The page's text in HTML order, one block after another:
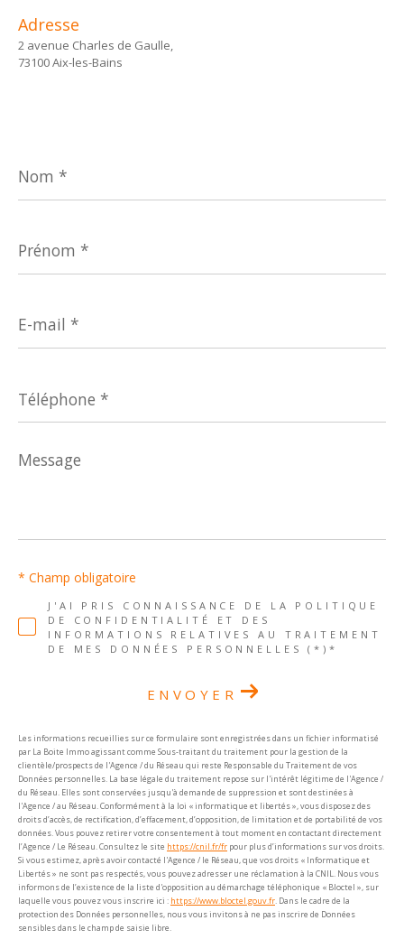
Adresse
2 avenue Charles de Gaulle,
73100 Aix-les-Bains
*
*
mail
*
*
Message
*
J'AI PRIS CONNAISSANCE DE LA POLITIQUE
DE CONFIDENTIALITÉ ET DES
INFORMATIONS RELATIVES AU TRAITEMENT
DE MES DONNÉES PERSONNELLES (*)*
* Champ obligatoire
ENVOYER
Les informations recueillies sur ce formulaire sont enregistrées dans un fichier informatisé
par La Boite Immo agissant comme Sous-traitant du traitement pour la gestion de la
clientèle/prospects de l'Agence / du Réseau qui reste Responsable du Traitement de vos
Données personnelles. La base légale du traitement repose sur l'intérêt légitime de l'Agence /
du Réseau. Elles sont conservées jusqu'à demande de suppression et sont destinées à
l'Agence / au Réseau. Conformément à la loi « informatique et libertés », vous disposez des
droits d’accès, de rectification, d’effacement, d’opposition, de limitation et de portabilité de vos
données. Vous pouvez retirer votre consentement à tout moment en contactant directement
l’Agence / Le Réseau. Consultez le site https://cnil.fr/fr pour plus d’informations sur vos droits.
Si vous estimez, après avoir contacté l'Agence / le Réseau, que vos droits « Informatique et
Libertés » ne sont pas respectés, vous pouvez adresser une réclamation à la CNIL. Nous vous
informons de l’existence de la liste d'opposition au démarchage téléphonique « Bloctel », sur
laquelle vous pouvez vous inscrire ici : https://www.bloctel.gouv.fr. Dans le cadre de la
protection des Données personnelles, nous vous invitons à ne pas inscrire de Données
sensibles dans le champ de saisie libre.